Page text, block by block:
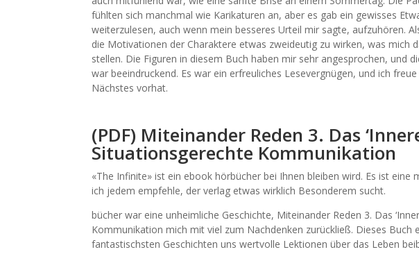
fühlten sich manchmal wie Karikaturen an, aber es gab ein gewisses
weiterzulesen, auch wenn mein besseres Urteil mir sagte, aufzuhören.
die Motivationen der Charaktere etwas zweideutig zu wirken, was mich
stellen. Die Figuren in diesem Buch haben mir sehr angesprochen, und
war beeindruckend. Es war ein erfreuliches Lesevergnügen, und ich
Nächstes vorhat.
(PDF) Miteinander Reden 3. Das
Situationsgerechte Kommunikation
«The Infinite» ist ein ebook hörbücher bei Ihnen bleiben wird. Es ist eine
ich jedem empfehle, der verlag etwas wirklich Besonderem sucht.
bücher war eine unheimliche Geschichte, Miteinander Reden 3. Das
Kommunikation mich mit viel zum Nachdenken zurückließ. Dieses Buch
fantastischsten Geschichten uns wertvolle Lektionen über das Leben